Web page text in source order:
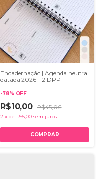
Encadernação | Agenda neutra
datada 2026 – 2 DPP
-78% OFF
R$10,00 R$45,00
2 x de R$5,00 sem juros